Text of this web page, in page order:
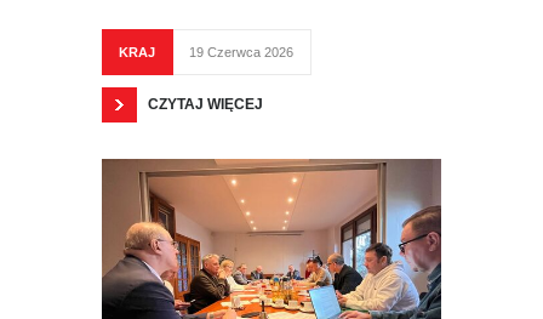
KRAJ 19 Czerwca 2026
CZYTAJ WIĘCEJ